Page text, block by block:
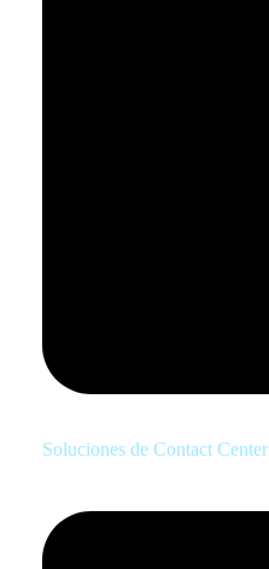
Soluciones de Contact Center